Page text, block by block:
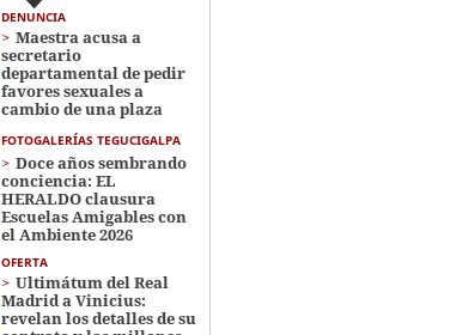
DENUNCIA
Maestra acusa a
secretario
departamental de pedir
favores sexuales a
cambio de una plaza
FOTOGALERÍAS TEGUCIGALPA
Doce años sembrando
conciencia: EL
HERALDO clausura
Escuelas Amigables con
el Ambiente 2026
OFERTA
Ultimátum del Real
Madrid a Vinicius:
revelan los detalles de su